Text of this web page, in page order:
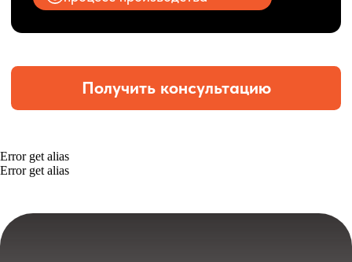
Error get alias
Error get alias